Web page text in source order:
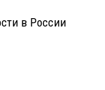
в России